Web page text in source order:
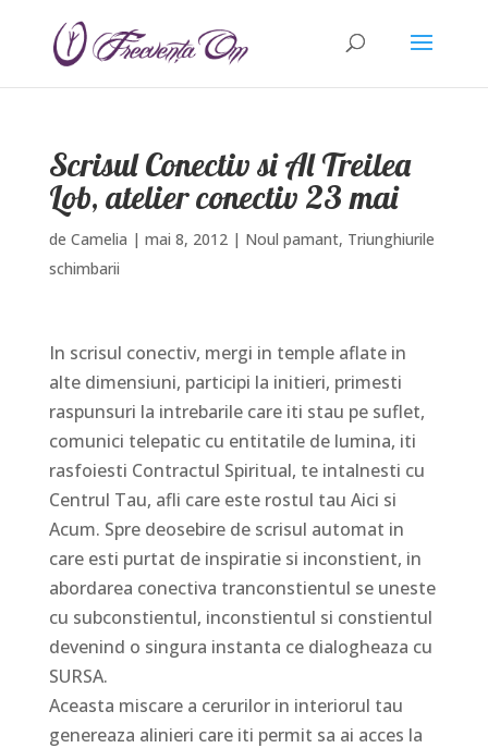
Scrisul Conectiv si Al Treilea
Lob, atelier conectiv 23 mai
de Camelia | mai 8, 2012| Noul pamant, Triunghiurile
schimbarii
In scrisul conectiv, mergi in temple aflate in
alte dimensiuni, participi la initieri, primesti
raspunsuri la intrebarile care iti stau pe suflet,
comunici telepatic cu entitatile de lumina, iti
rasfoiesti Contractul Spiritual, te intalnesti cu
Centrul Tau, afli care este rostul tau Aici si
Acum. Spre deosebire de scrisul automat in
care esti purtat de inspiratie si inconstient, in
abordarea conectiva tranconstientul se uneste
cu subconstientul, inconstientul si constientul
devenind o singura instanta ce dialogheaza cu
SURSA.
Aceasta miscare a cerurilor in interiorul tau
genereaza alinieri care iti permit sa ai acces la